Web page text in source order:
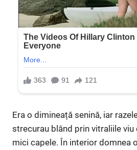
Era o dimineață senină, iar
strecurau blând prin vitraliile viu
mici capele. În interior domnea